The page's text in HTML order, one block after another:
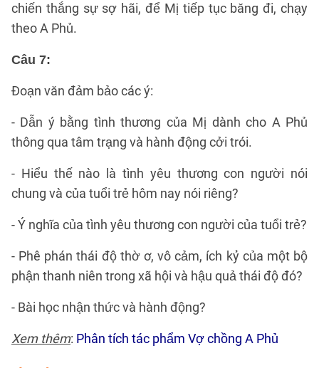
chiến thắng sự sợ hãi, để Mị tiếp tục băng đi, chạy
theo A Phủ.
Câu 7:
Đoạn văn đảm bảo các ý:
- Dẫn ý bằng tình thương của Mị dành cho A Phủ
thông qua tâm trạng và hành động cởi trói.
- Hiểu thế nào là tình yêu thương con người nói
chung và của tuổi trẻ hôm nay nói riêng?
- Ý nghĩa của tình yêu thương con người của tuổi trẻ?
- Phê phán thái độ thờ ơ, vô cảm, ích kỷ của một bộ
phận thanh niên trong xã hội và hậu quả thái độ đó?
- Bài học nhận thức và hành động?
Xem thêm: Phân tích tác phẩm Vợ chồng A Phủ